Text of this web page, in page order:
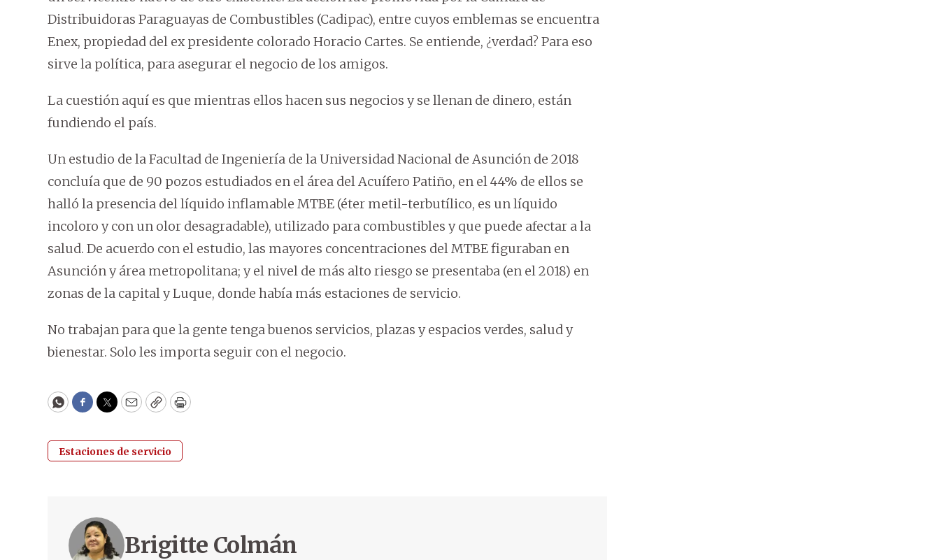
Distribuidoras Paraguayas de Combustibles (Cadipac), entre cuyos emblemas se encuentra
Enex, propiedad del ex presidente colorado Horacio Cartes. Se entiende, ¿verdad? Para eso
sirve la política, para asegurar el negocio de los amigos.
La cuestión aquí es que mientras ellos hacen sus negocios y se llenan de dinero, están
fundiendo el país.
Un estudio de la Facultad de Ingeniería de la Universidad Nacional de Asunción de 2018
concluía que de 90 pozos estudiados en el área del Acuífero Patiño, en el 44% de ellos se
halló la presencia del líquido inflamable MTBE (éter metil-terbutílico, es un líquido
incoloro y con un olor desagradable), utilizado para combustibles y que puede afectar a la
salud. De acuerdo con el estudio, las mayores concentraciones del MTBE figuraban en
Asunción y área metropolitana; y el nivel de más alto riesgo se presentaba (en el 2018) en
zonas de la capital y Luque, donde había más estaciones de servicio.
No trabajan para que la gente tenga buenos servicios, plazas y espacios verdes, salud y
bienestar. Solo les importa seguir con el negocio.
WhatsApp
Facebook
Twitter
EmailCopyPrint
Estaciones de servicio
Brigitte Colmán